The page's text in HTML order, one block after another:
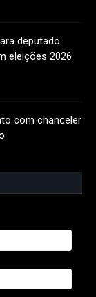
deputado
eleições 2026
com chanceler